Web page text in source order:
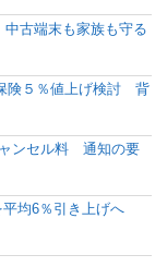
古端末も家族も守る
険５％値上げ検討 背
ンセル料 通知の要
平均6％引き上げへ